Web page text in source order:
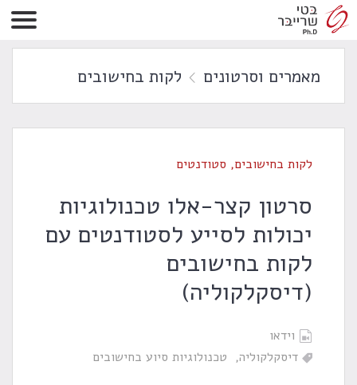
מאמרים וסרטונים לקות בחישובים
לקות בחישובים, סטודנטים
סרטון קצר-אלו טכנולוגיות
יכולות לסייע לסטודנטים עם
לקות בחישובים
(דיסקלקוליה)
וידאו
דיסקלקוליה
טכנולוגיות סיוע בחישובים